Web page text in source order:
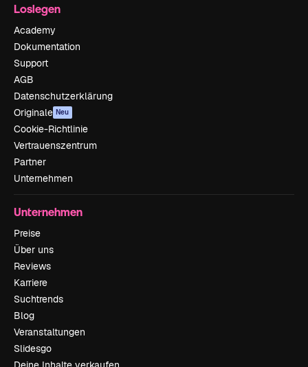
Loslegen
Academy
Dokumentation
Support
AGB
Datenschutzerklärung
Originale Neu
Cookie-Richtlinie
Vertrauenszentrum
Partner
Unternehmen
Unternehmen
Preise
Über uns
Reviews
Karriere
Suchtrends
Blog
Veranstaltungen
Slidesgo